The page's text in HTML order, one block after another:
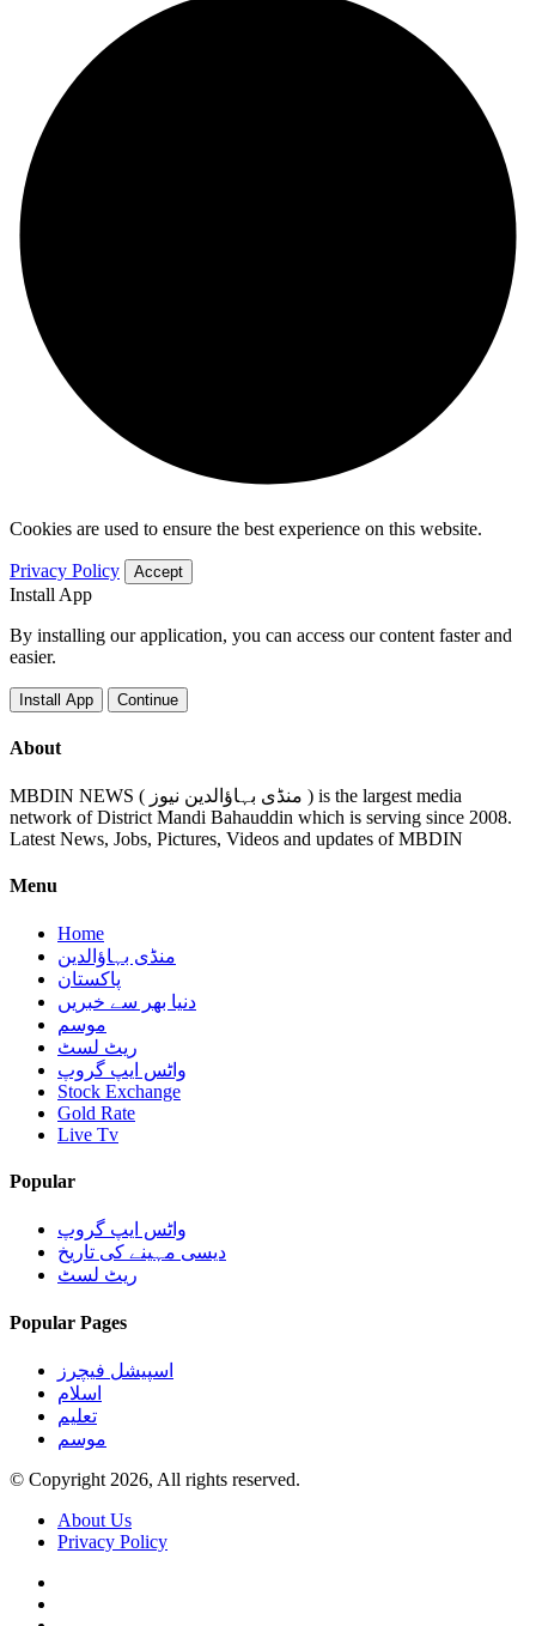
Cookies are used to ensure the best experience on this website.
Privacy Policy Accept
Install App
By installing our application, you can access our content faster and
easier.
Install App Continue
About
MBDIN NEWS ( منڈی بہاؤالدین نیوز ) is the largest media
network of District Mandi Bahauddin which is serving since 2008.
Latest News, Jobs, Pictures, Videos and updates of MBDIN
Menu
Home
منڈی بہاؤالدین
پاکستان
دنیا بھر سے خبریں
موسم
ریٹ لسٹ
واٹس ایپ گروپ
Stock Exchange
Gold Rate
Live Tv
Popular
واٹس ایپ گروپ
دیسی مہینے کی تاریخ
ریٹ لسٹ
Popular Pages
اسپیشل فیچرز
اسلام
تعلیم
موسم
© Copyright 2026, All rights reserved.
About Us
Privacy Policy